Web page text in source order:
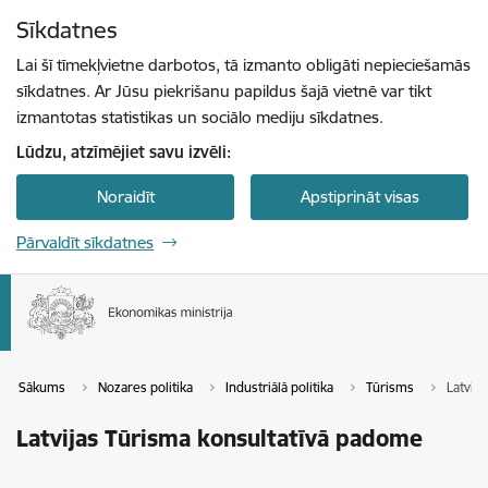
Sīkdatnes
Lai šī tīmekļvietne darbotos, tā izmanto obligāti nepieciešamās
sīkdatnes. Ar Jūsu piekrišanu papildus šajā vietnē var tikt
izmantotas statistikas un sociālo mediju sīkdatnes.
Lūdzu, atzīmējiet savu izvēli:
Noraidīt Apstiprināt visas
Pārvaldīt sīkdatnes
Sākums Nozares politika Industriālā politika Tūrisms
Latvijas Tūrisma konsultatīvā padome